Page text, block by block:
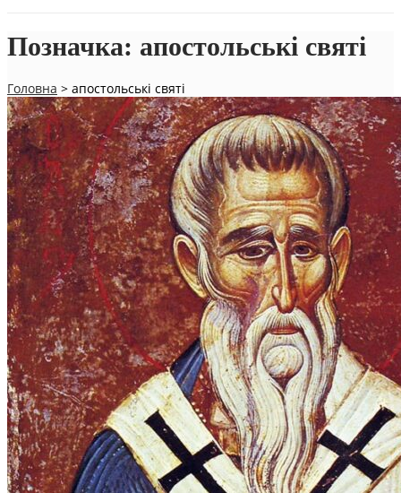
Позначка: апостольські святі
Головна > апостольські святі